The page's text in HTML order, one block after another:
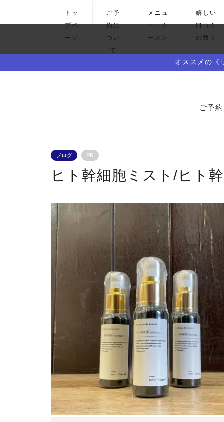
トッ
プペ
ージ
ご予
約に
つい
て
メニュ
ー・ク
ーポン
嬉しい
口コミ
の数々
オススメの《
ご予
ブログ PR
ヒト幹細胞ミスト/ヒト